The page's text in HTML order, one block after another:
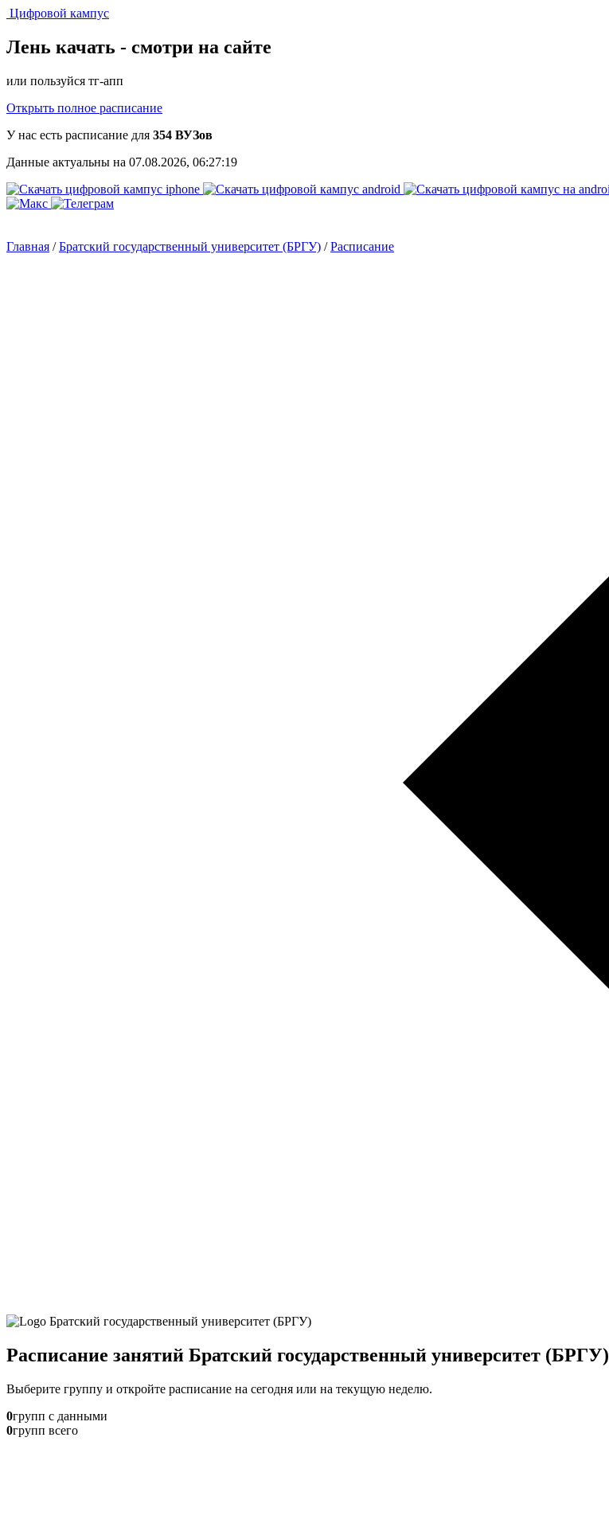
Цифровой кампус
Лень качать - смотри на сайте
или пользуйся тг-апп
Открыть полное расписание
У нас есть расписание для 354 ВУЗов
Данные актуальны на 07.08.2026, 06:27:19
Главная /Братский государственный университет (БРГУ) /Расписание
Расписание занятий Братский государственный университет (БРГУ)
Выберите группу и откройте расписание на сегодня или на текущую неделю.
0групп с данными
0групп всего